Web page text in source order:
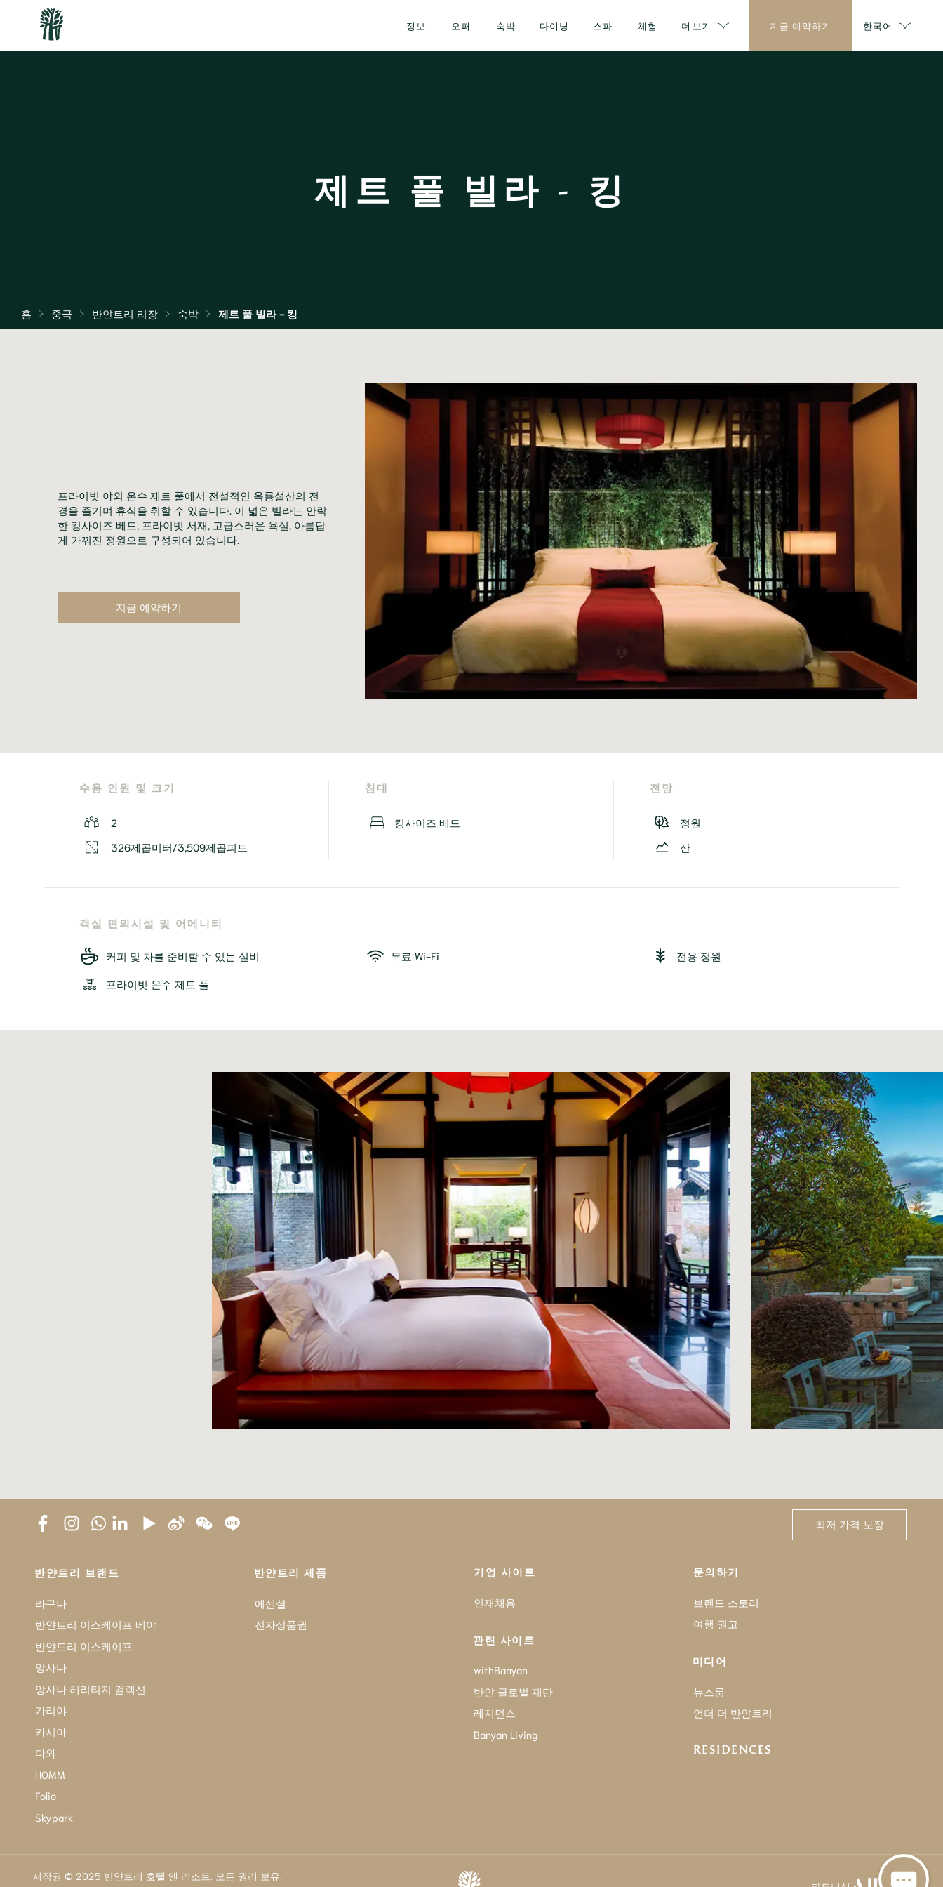
정보 오퍼 숙박 다이닝 스파 체험 더 보기 지금 예약하기 한국어
제트 풀 빌라 - 킹
홈 중국 반얀트리 리장 숙박 제트 풀 빌라 - 킹
프라이빗 야외 온수 제트 풀에서 전설적인 옥룡설산의 전
경을 즐기며 휴식을 취할 수 있습니다. 이 넓은 빌라는 안락
한 킹사이즈 베드, 프라이빗 서재, 고급스러운 욕실, 아름답
게 가꿔진 정원으로 구성되어 있습니다.
지금 예약하기
수용 인원 및 크기
2
326제곱미터/3,509제곱피트
침대
킹사이즈 베드
전망
정원
산
객실 편의시설 및 어메니티
커피 및 차를 준비할 수 있는 설비 무료 Wi-Fi
전용 정원
프라이빗 온수 제트 풀
최저 가격 보장
반얀트리 브랜드
라구나
반얀트리 이스케이프 베야
반얀트리 이스케이프
앙사나
앙사나 헤리티지 컬렉션
가리야
카시아
다와
HOMM
Folio
Skypark
반얀트리 제품
에센셜
전자상품권
기업 사이트
인재채용
관련 사이트
withBanyan
반얀 글로벌 재단
레지던스
Banyan Living
문의하기
브랜드 스토리
여행 권고
미디어
뉴스룸
언더 더 반얀트리
RESIDENCES
저작권 © 2025 반얀트리 호텔 앤 리조트. 모든 권리 보유.